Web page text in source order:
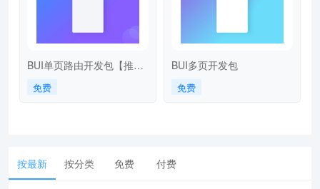
BUI单页路由开发包【推
免费
BUI多页开发包
免费
按最新 按分类 免费 付费